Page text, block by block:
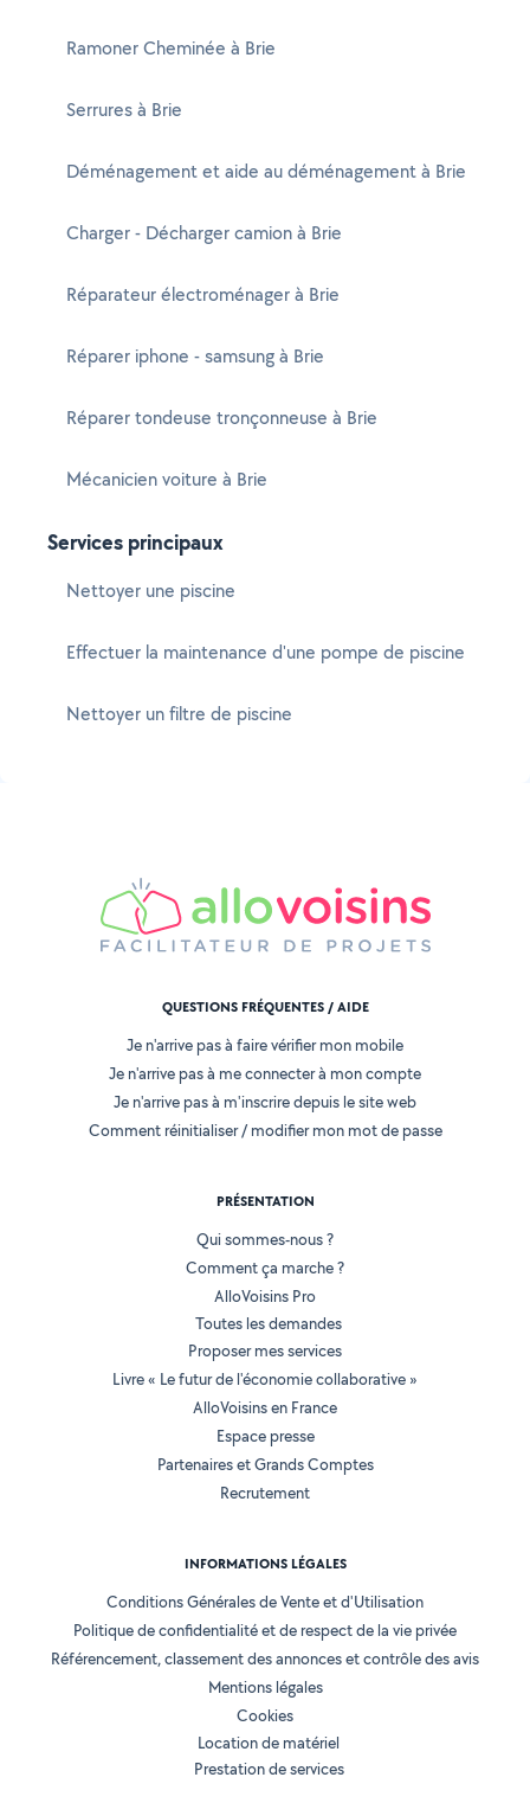
Ramoner Cheminée à Brie
Serrures à Brie
Déménagement et aide au déménagement à Brie
Charger - Décharger camion à Brie
Réparateur électroménager à Brie
Réparer iphone - samsung à Brie
Réparer tondeuse tronçonneuse à Brie
Mécanicien voiture à Brie
Services principaux
Nettoyer une piscine
Effectuer la maintenance d'une pompe de piscine
Nettoyer un filtre de piscine
QUESTIONS FRÉQUENTES / AIDE
Je n'arrive pas à faire vérifier mon mobile
Je n'arrive pas à me connecter à mon compte
Je n'arrive pas à m'inscrire depuis le site web
Comment réinitialiser / modifier mon mot de passe
PRÉSENTATION
Qui sommes-nous ?
Comment ça marche ?
AlloVoisins Pro
Toutes les demandes
Proposer mes services
Livre « Le futur de l'économie collaborative »
AlloVoisins en France
Espace presse
Partenaires et Grands Comptes
Recrutement
INFORMATIONS LÉGALES
Conditions Générales de Vente et d'Utilisation
Politique de confidentialité et de respect de la vie privée
Référencement, classement des annonces et contrôle des avis
Mentions légales
Cookies
Location de matériel
Prestation de services